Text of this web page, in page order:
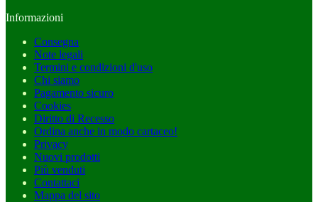
Informazioni
Consegna
Note legali
Termini e condizioni d'uso
Chi siamo
Pagamento sicuro
Cookies
Diritto di Recesso
Ordina anche in modo cartaceo!
Privacy
Nuovi prodotti
Più venduti
Contattaci
Mappa del sito